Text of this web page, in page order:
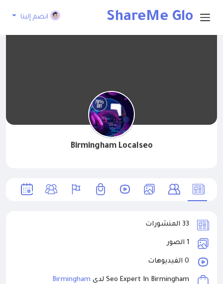
ShareMe Glo انضم إلينا
Birmingham Localseo
33 المنشورات
1 الصور
0 الفيديوهات
Seo Expert In Birmingham لدى Birmingham